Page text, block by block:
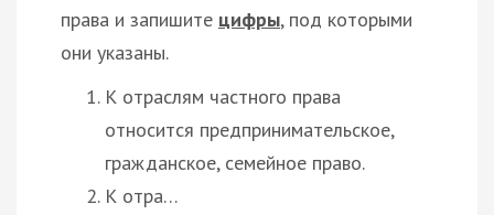
права и запишите цифры, под которыми
они указаны.
К отраслям частного права
относится предпринимательское,
гражданское, семейное право.
К отра…